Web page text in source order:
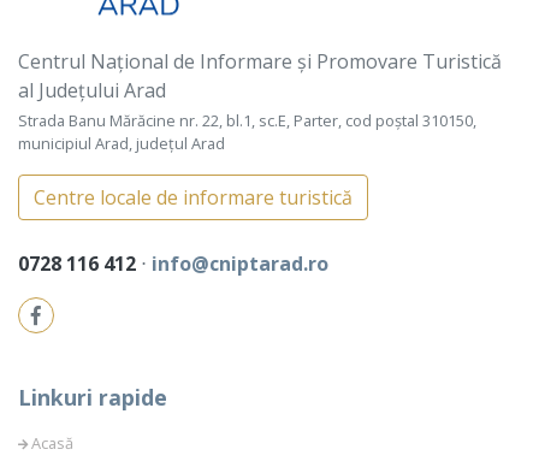
Centrul Național de Informare și Promovare Turistică
al Județului Arad
Strada Banu Mărăcine nr. 22, bl.1, sc.E, Parter, cod poștal 310150,
municipiul Arad, județul Arad
Centre locale de informare turistică
0728 116 412 ⋅ info@cniptarad.ro
Linkuri rapide
Acasă